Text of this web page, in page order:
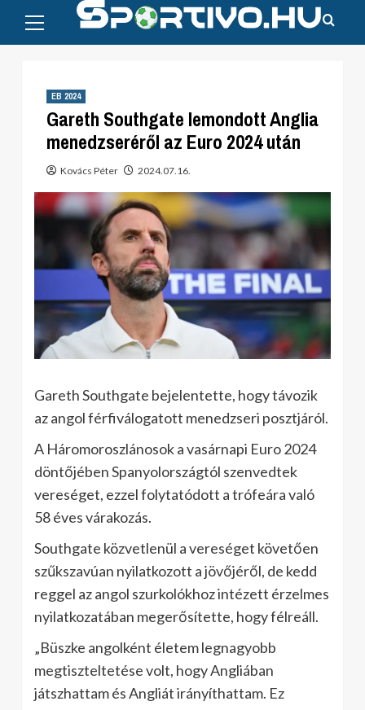
content
Menu
EB 2024
Gareth Southgate lemondott Anglia
menedzseréről az Euro 2024 után
Kovács Péter 2024.07.16.
Gareth Southgate bejelentette, hogy távozik
az angol férfiválogatott menedzseri posztjáról.
A Háromoroszlánosok a vasárnapi Euro 2024
döntőjében Spanyolországtól szenvedtek
vereséget, ezzel folytatódott a trófeára való
58 éves várakozás.
Southgate közvetlenül a vereséget követően
szűkszavúan nyilatkozott a jövőjéről, de kedd
reggel az angol szurkolókhoz intézett érzelmes
nyilatkozatában megerősítette, hogy félreáll.
„Büszke angolként életem legnagyobb
megtiszteltetése volt, hogy Angliában
játszhattam és Angliát irányíthattam. Ez